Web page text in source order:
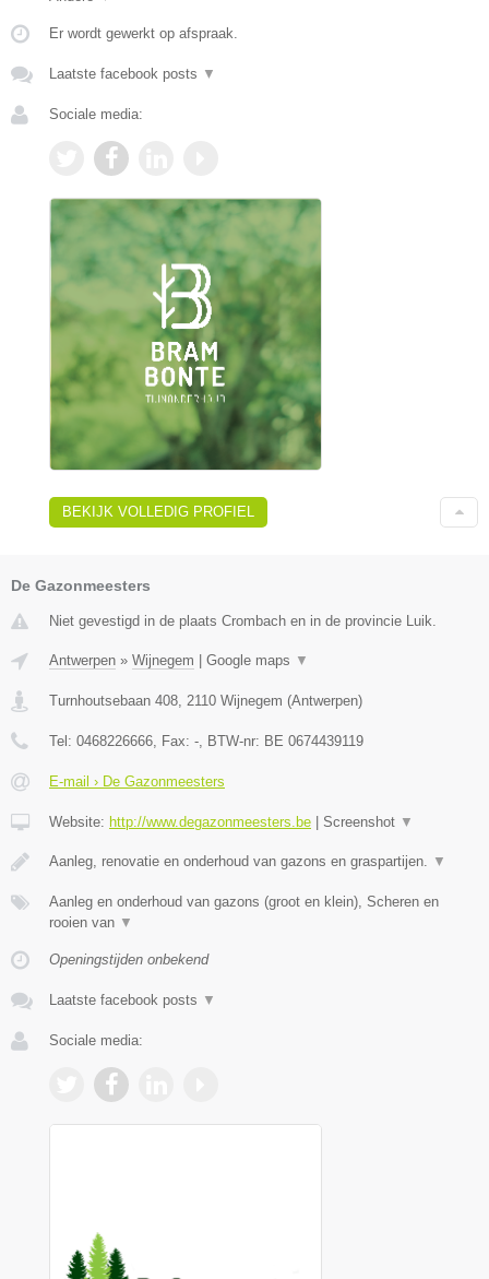
Er wordt gewerkt op afspraak.
Laatste facebook posts ▼
Sociale media:
BEKIJK VOLLEDIG PROFIEL
De Gazonmeesters
Niet gevestigd in de plaats Crombach en in de provincie Luik.
Antwerpen » Wijnegem Google maps ▼
Turnhoutsebaan 408, 2110 Wijnegem (Antwerpen)
Tel: 0468226666, Fax: -, BTW-nr: BE 0674439119
E-mail › De Gazonmeesters
Website: http://www.degazonmeesters.be Screenshot ▼
Aanleg, renovatie en onderhoud van gazons en graspartijen. ▼
Aanleg en onderhoud van gazons (groot en klein), Scheren en
rooien van ▼
Openingstijden onbekend
Laatste facebook posts ▼
Sociale media: